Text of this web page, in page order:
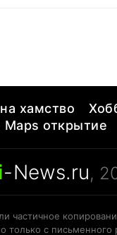
хамство
Maps открытие
-News.ru,
частичное
только с письменного